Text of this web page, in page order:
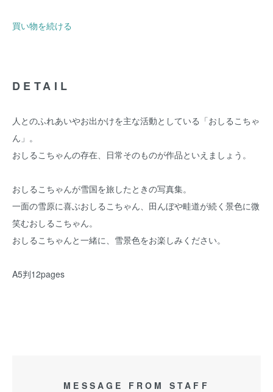
買い物を続ける
DETAIL
人とのふれあいやお出かけを主な活動としている「おしるこちゃ
ん」。
おしるこちゃんの存在、日常そのものが作品といえましょう。
おしるこちゃんが雪国を旅したときの写真集。
一面の雪原に喜ぶおしるこちゃん、田んぼや畦道が続く景色に微
笑むおしるこちゃん。
おしるこちゃんと一緒に、雪景色をお楽しみください。
A5判12pages
MESSAGE FROM STAFF